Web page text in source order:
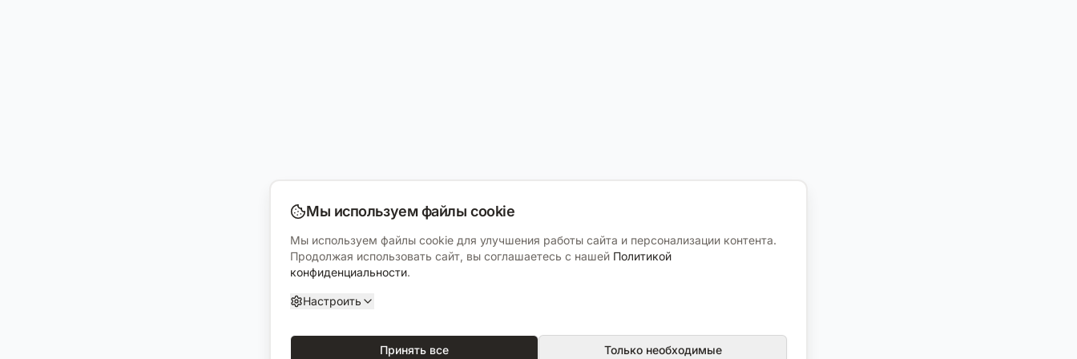
Мы используем файлы cookie
Мы используем файлы cookie для улучшения работы сайта и персонализации контента.
Продолжая использовать сайт, вы соглашаетесь с нашей Политикой
конфиденциальности.
Настроить
Принять все Только необходимые